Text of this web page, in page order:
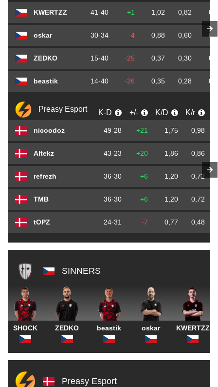
KWERTZZ 41-40 +1 1,02 0,82
oskar 30-34 -4 0,88 0,60
ZEDKO 15-40 -25 0,37 0,30
beastik 14-40 -26 0,35 0,28
Preasy Esport K-D +/- K/D K/r
nicoodoz 49-28 +21 1,75 0,98
Altekz 43-23 +20 1,86 0,86
refrezh 36-30 +6 1,20 0,72
TMB 36-30 +6 1,20 0,72
tOPZ 24-31 -7 0,77 0,48
SINNERS
SHOCK ZEDKO beastik oskar KWERTZZ
Preasy Esport